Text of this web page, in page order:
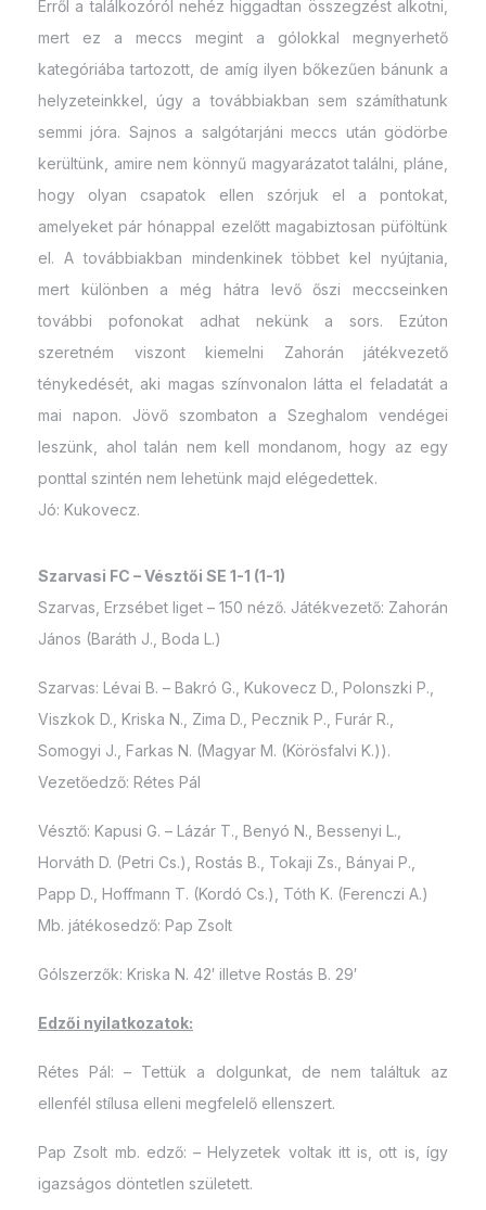
Erről a találkozóról nehéz higgadtan összegzést alkotni,
mert ez a meccs megint a gólokkal megnyerhető
kategóriába tartozott, de amíg ilyen bőkezűen bánunk a
helyzeteinkkel, úgy a továbbiakban sem számíthatunk
semmi jóra. Sajnos a salgótarjáni meccs után gödörbe
kerültünk, amire nem könnyű magyarázatot találni, pláne,
hogy olyan csapatok ellen szórjuk el a pontokat,
amelyeket pár hónappal ezelőtt magabiztosan püföltünk
el. A továbbiakban mindenkinek többet kel nyújtania,
mert különben a még hátra levő őszi meccseinken
további pofonokat adhat nekünk a sors. Ezúton
szeretném viszont kiemelni Zahorán játékvezető
ténykedését, aki magas színvonalon látta el feladatát a
mai napon. Jövő szombaton a Szeghalom vendégei
leszünk, ahol talán nem kell mondanom, hogy az egy
ponttal szintén nem lehetünk majd elégedettek.
Jó: Kukovecz.
Szarvasi FC – Vésztői SE 1-1 (1-1)
Szarvas, Erzsébet liget – 150 néző. Játékvezető: Zahorán
János (Baráth J., Boda L.)
Szarvas: Lévai B. – Bakró G., Kukovecz D., Polonszki P.,
Viszkok D., Kriska N., Zima D., Pecznik P., Furár R.,
Somogyi J., Farkas N. (Magyar M. (Körösfalvi K.)).
Vezetőedző: Rétes Pál
Vésztő: Kapusi G. – Lázár T., Benyó N., Bessenyi L.,
Horváth D. (Petri Cs.), Rostás B., Tokaji Zs., Bányai P.,
Papp D., Hoffmann T. (Kordó Cs.), Tóth K. (Ferenczi A.)
Mb. játékosedző: Pap Zsolt
Gólszerzők: Kriska N. 42′ illetve Rostás B. 29′
Edzői nyilatkozatok:
Rétes Pál: – Tettük a dolgunkat, de nem találtuk az
ellenfél stílusa elleni megfelelő ellenszert.
Pap Zsolt mb. edző: – Helyzetek voltak itt is, ott is, így
igazságos döntetlen született.